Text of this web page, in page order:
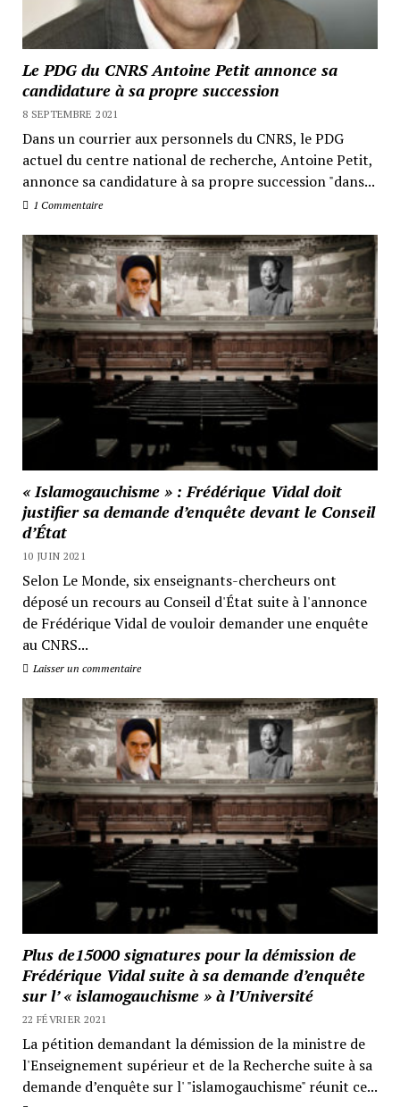
Le PDG du CNRS Antoine Petit annonce sa
candidature à sa propre succession
8 SEPTEMBRE 2021
Dans un courrier aux personnels du CNRS, le PDG
actuel du centre national de recherche, Antoine Petit,
annonce sa candidature à sa propre succession "dans...
1 Commentaire
« Islamogauchisme » : Frédérique Vidal doit
justifier sa demande d’enquête devant le Conseil
d’État
10 JUIN 2021
Selon Le Monde, six enseignants-chercheurs ont
déposé un recours au Conseil d'État suite à l'annonce
de Frédérique Vidal de vouloir demander une enquête
au CNRS...
Laisser un commentaire
Plus de15000 signatures pour la démission de
Frédérique Vidal suite à sa demande d’enquête
sur l’ « islamogauchisme » à l’Université
22 FÉVRIER 2021
La pétition demandant la démission de la ministre de
l'Enseignement supérieur et de la Recherche suite à sa
demande d’enquête sur l' "islamogauchisme" réunit ce...